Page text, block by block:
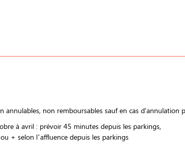
annulables, non remboursables sauf en cas d'annulation
à avril : prévoir 45 minutes depuis les parkings
+ selon l’affluence depuis les parkings